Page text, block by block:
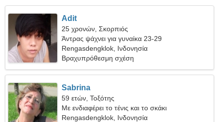
Adit
25 χρονών, Σκορπιός
Άντρας ψάχνει για γυναίκα 23-29
Rengasdengklok, Ινδονησία
Βραχυπρόθεσμη σχέση
Sabrina
59 ετών, Τοξότης
Με ενδιαφέρει το τένις και το σκάκι
Rengasdengklok, Ινδονησία